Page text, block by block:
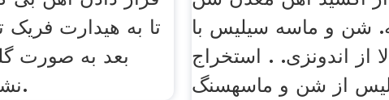
تا به هیدارت فریک
بعد به صورت
نشین می شود.
شن و ماسه سیلیس با
از اندونزی. . استخراج
از شن و ماسهسنگ